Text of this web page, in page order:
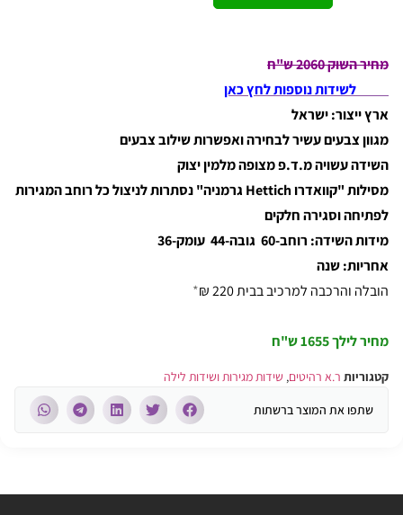
מחיר השוק 2060 ש"ח
לשידות נוספות לחץ כאן
ארץ ייצור: ישראל
מגוון צבעים עשיר לבחירה ואפשרות שילוב צבעים
השידה עשויה מ.ד.פ מצופה מלמין יצוק
מסילות "קוואדרו Hettich גרמניה" נסתרות לניצול כל רוחב המגירות
לפתיחה וסגירה חלקים
מידות השידה: רוחב-60 גובה-44 עומק-36
אחריות: שנה
הובלה והרכבה למרכיב בבית 220 ₪
*
מחיר לילך
קטגוריות ר.א רהיטים, שידות מגירות ושידות לילה
שתפו את המוצר ברשתות